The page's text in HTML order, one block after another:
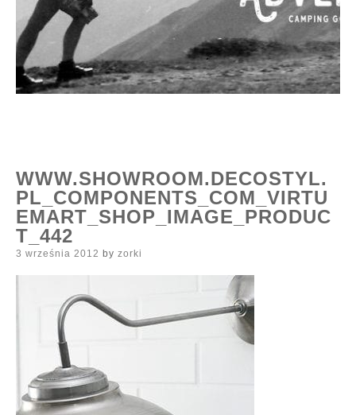
WWW.SHOWROOM.DECOSTYL.
PL_COMPONENTS_COM_VIRTU
EMART_SHOP_IMAGE_PRODUC
T_442
Posted
3 września 2012 by zorki